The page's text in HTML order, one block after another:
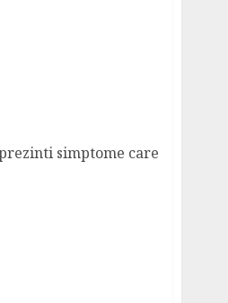
simptome care